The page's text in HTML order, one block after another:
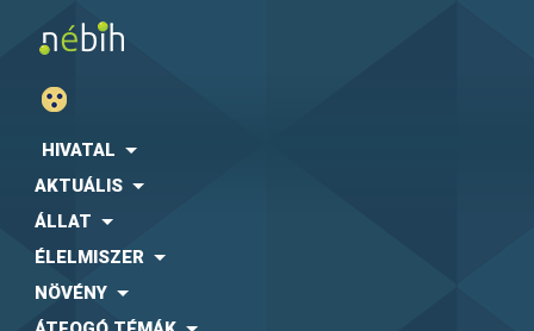
HIVATAL
AKTUÁLIS
ÁLLAT
ÉLELMISZER
NÖVÉNY